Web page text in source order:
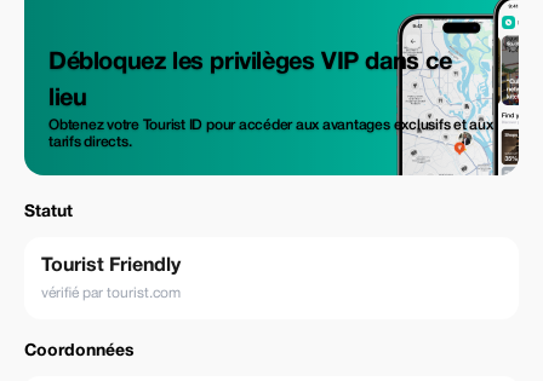
Débloquez les privilèges VIP dans ce
lieu
Obtenez votre Tourist ID pour accéder aux avantages exclusifs et aux
tarifs directs.
Statut
Tourist Friendly
vérifié par tourist.com
Coordonnées